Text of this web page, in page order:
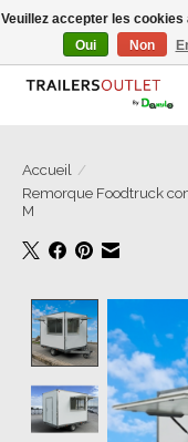
Grosse Auswahl an
Accueil /
Remorque Foodtruck
M
Product
Veuillez accepter les
Oui
Non